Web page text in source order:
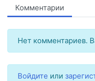
Комментарии
Нет комментариев.
Войдите или